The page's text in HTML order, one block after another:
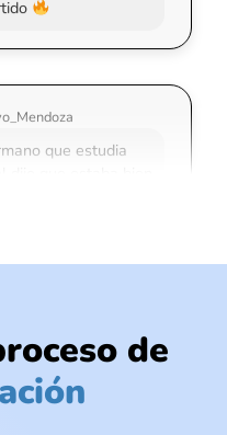
que estudia
dijo que estaba bien
Eso solo con lo
la clase gratis
de